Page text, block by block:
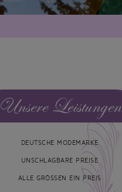
Unsere Leistungen
DEUTSCHE MODEMARKE
UNSCHLAGBARE PREISE
ALLE GRÖSSEN EIN PREIS